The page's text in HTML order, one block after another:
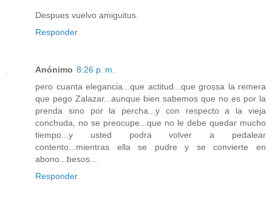
Despues vuelvo amiguitus.
Responder
Anónimo 8:26 p. m.
pero cuanta elegancia...que actitud...que grossa la remera
que pego Zalazar...aunque bien sabemos que no es por la
prenda sino por la percha...y con respecto a la vieja
conchuda, no se preocupe...que no le debe quedar mucho
tiempo...y usted podra volver a pedalear
contento...mientras ella se pudre y se convierte en
abono...besos...
Responder